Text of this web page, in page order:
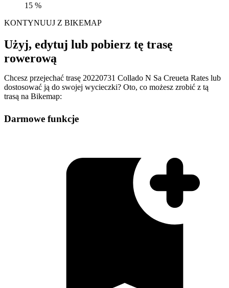
15 %
KONTYNUUJ Z BIKEMAP
Użyj, edytuj lub pobierz tę trasę
rowerową
Chcesz przejechać trasę 20220731 Collado N Sa Creueta Rates lub
dostosować ją do swojej wycieczki? Oto, co możesz zrobić z tą
trasą na Bikemap:
Darmowe funkcje